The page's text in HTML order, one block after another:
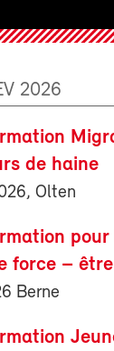
2026
de haine
Olten
pour
force –
Berne